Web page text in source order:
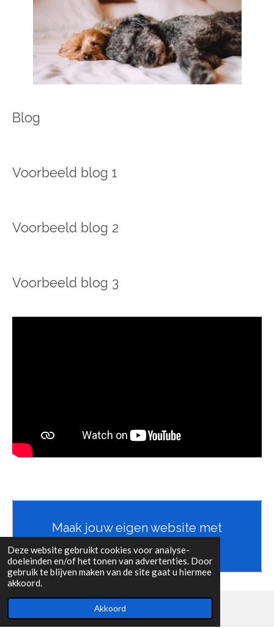
Deze website gebruikt cookies voor analyse-
doeleinden en/of het tonen van advertenties. Door
gebruik te blijven maken van de site gaat u hiermee
akkoord.
Akkoord
Blog
Voorbeeld blog 1
Voorbeeld blog 2
Voorbeeld blog 3
Maak jouw eigen website met
JouwWeb
Over mij